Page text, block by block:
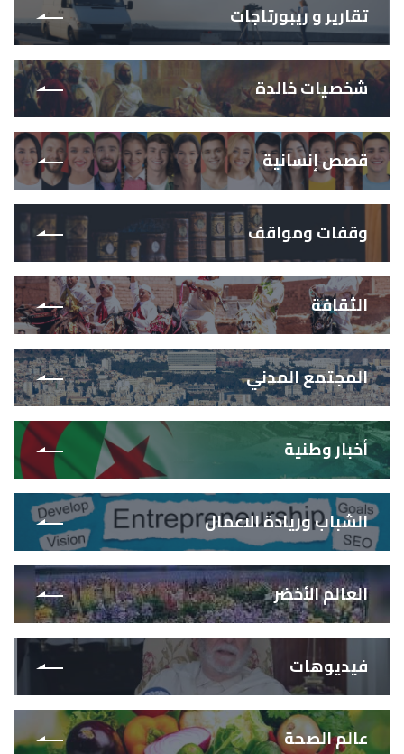
تقارير و ريبورتاجات
شخصيات خالدة
قصص إنسانية
وقفات ومواقف
الثقافة
المجتمع المدني
أخبار وطنية
الشباب وريادة الاعمال
العالم الأخضر
فيديوهات
عالم الصحة